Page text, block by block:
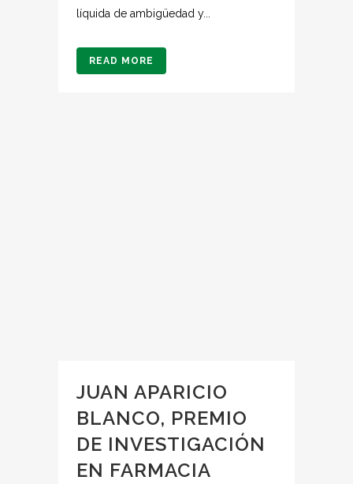
líquida de ambigüedad y...
READ MORE
JUAN APARICIO
BLANCO, PREMIO
DE INVESTIGACIÓN
EN FARMACIA